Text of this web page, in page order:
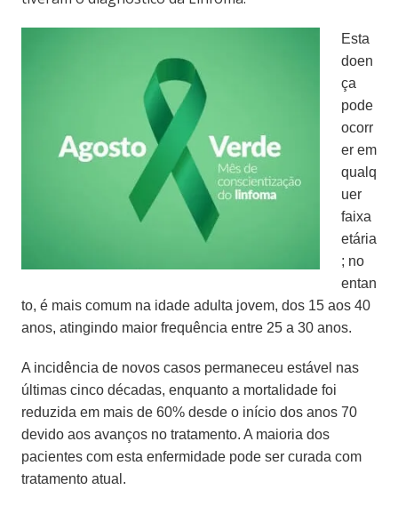
Esta
doen
ça
pode
ocorr
er em
qualq
uer
faixa
etária
; no
entan
to, é mais comum na idade adulta jovem, dos 15 aos 40
anos, atingindo maior frequência entre 25 a 30 anos.
A incidência de novos casos permaneceu estável nas
últimas cinco décadas, enquanto a mortalidade foi
reduzida em mais de 60% desde o início dos anos 70
devido aos avanços no tratamento. A maioria dos
pacientes com esta enfermidade pode ser curada com
tratamento atual.